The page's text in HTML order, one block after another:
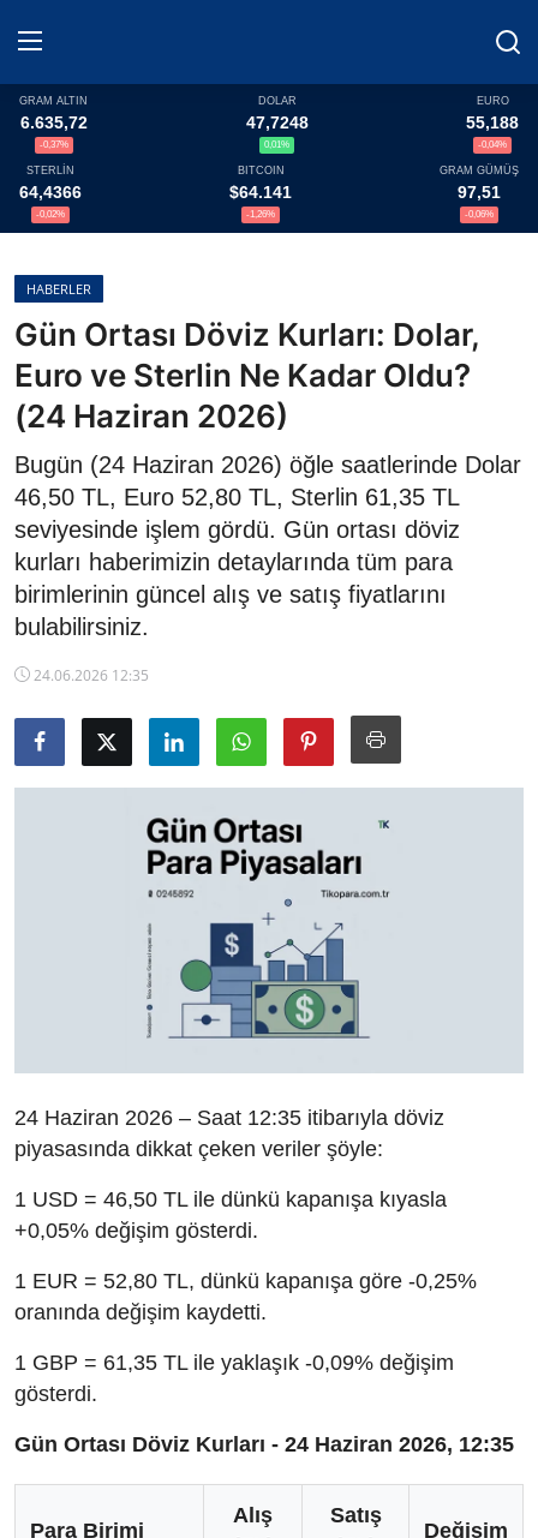
Haberler
Döviz
Altın Fiyatları
Döviz Kurları
Fonlar
Kripto Paralar
Çeviriciler
TCMB Kurları
Emtia Fiyatları
Kapalı Çarşı
Şirket Haberleri
GRAM ALTIN
6.635,72
-0,37%
DOLAR
47,7248
0,01%
EURO
55,188
-0,04%
STERLİN
64,4366
-0,02%
BITCOIN
$64.141
-1,26%
GRAM GÜMÜŞ
97,51
-0,06%
HABERLER
Gün Ortası Döviz Kurları: Dolar,
Euro ve Sterlin Ne Kadar Oldu?
(24 Haziran 2026)
Bugün (24 Haziran 2026) öğle saatlerinde Dolar
46,50 TL, Euro 52,80 TL, Sterlin 61,35 TL
seviyesinde işlem gördü. Gün ortası döviz
kurları haberimizin detaylarında tüm para
birimlerinin güncel alış ve satış fiyatlarını
bulabilirsiniz.
24.06.2026 12:35
24 Haziran 2026 – Saat 12:35 itibarıyla döviz
piyasasında dikkat çeken veriler şöyle:
1 USD = 46,50 TL ile dünkü kapanışa kıyasla
+0,05% değişim gösterdi.
1 EUR = 52,80 TL, dünkü kapanışa göre -0,25%
oranında değişim kaydetti.
1 GBP = 61,35 TL ile yaklaşık -0,09% değişim
gösterdi.
Gün Ortası Döviz Kurları - 24 Haziran 2026, 12:35
Para Birimi
Alış
Satış
Değişim